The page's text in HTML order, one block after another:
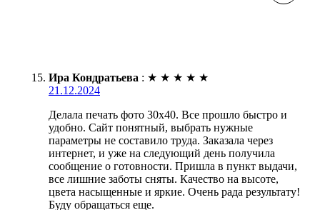
Ира Кондратьева : ★ ★ ★ ★ ★
21.12.2024
Делала печать фото 30х40. Все прошло быстро и
удобно. Сайт понятный, выбрать нужные
параметры не составило труда. Заказала через
интернет, и уже на следующий день получила
сообщение о готовности. Пришла в пункт выдачи,
все лишние заботы сняты. Качество на высоте,
цвета насыщенные и яркие. Очень рада результату!
Буду обращаться еще.